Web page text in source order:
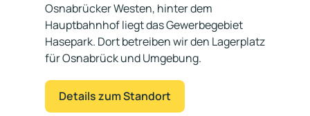
Osnabrücker Westen, hinter dem
Hauptbahnhof liegt das Gewerbegebiet
Hasepark. Dort betreiben wir den Lagerplatz
für Osnabrück und Umgebung.
Details zum Standort